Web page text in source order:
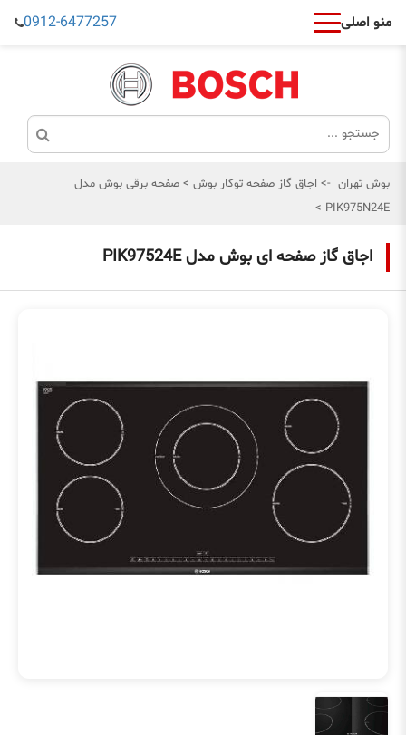
منو اصلی 0912-6477257
بوش تهران -> اجاق گاز صفحه توکار بوش > صفحه برقی بوش مدل
PIK975N24E
>
اجاق گاز صفحه ای بوش مدل PIK97524E